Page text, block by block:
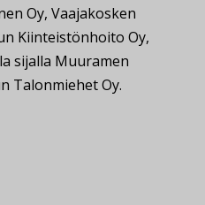
Oy, Vaajakosken
Kiinteistönhoito Oy,
sijalla Muuramen
Talonmiehet Oy.